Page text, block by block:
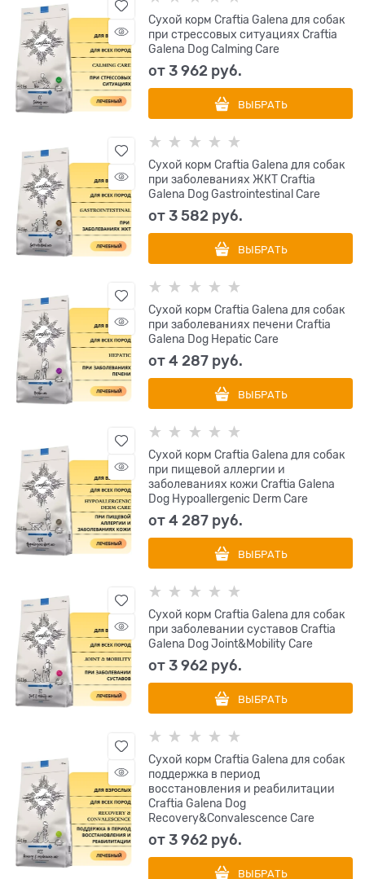
Сухой корм Craftia Galena для собак
при стрессовых ситуациях Craftia
Galena Dog Calming Care
от3 962 руб.
ВЫБРАТЬ
Сухой корм Craftia Galena для собак
при заболеваниях ЖКТ Craftia
Galena Dog Gastrointestinal Care
от3 582 руб.
ВЫБРАТЬ
Сухой корм Craftia Galena для собак
при заболеваниях печени Craftia
Galena Dog Hepatic Care
от4 287 руб.
ВЫБРАТЬ
Сухой корм Craftia Galena для собак
при пищевой аллергии и
заболеваниях кожи Craftia Galena
Dog Hypoallergenic Derm Care
от4 287 руб.
ВЫБРАТЬ
Сухой корм Craftia Galena для собак
при заболевании суставов Craftia
Galena Dog Joint&Мobility Care
от3 962 руб.
ВЫБРАТЬ
Сухой корм Craftia Galena для собак
поддержка в период
восстановления и реабилитации
Craftia Galena Dog
Recovery&Сonvalescence Care
от3 962 руб.
ВЫБРАТЬ